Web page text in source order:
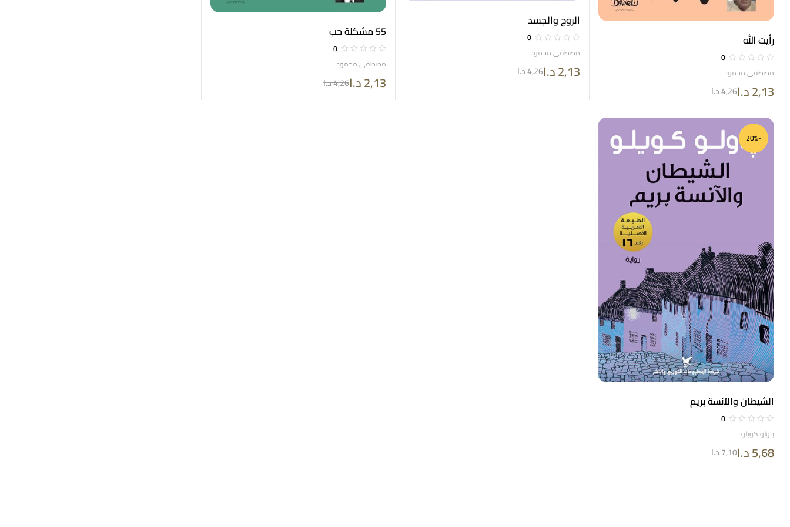
رأيت الله
0
مصطفى محمود
4,26د.ا 2,13د.ا
الروح والجسد
0
مصطفى محمود
4,26د.ا 2,13د.ا
55 مشكلة حب
0
مصطفى محمود
4,26د.ا 2,13د.ا
-20%
الشيطان والآنسة بريم
0
باولو كويلو
7,10د.ا 5,68د.ا